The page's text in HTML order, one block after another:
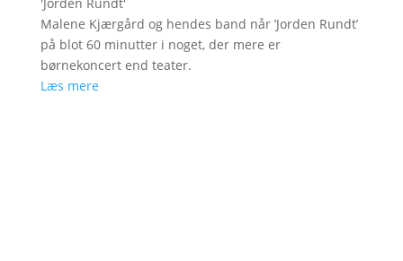
Malene Kjærgård og hendes band når ’Jorden Rundt’
på blot 60 minutter i noget, der mere er
børnekoncert end teater.
Læs mere